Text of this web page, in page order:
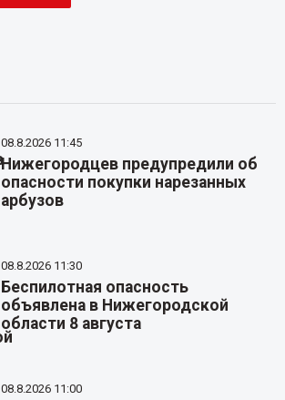
08.8.2026 11:45
Нижегородцев предупредили об
опасности покупки нарезанных
арбузов
08.8.2026 11:30
Беспилотная опасность
объявлена в Нижегородской
области 8 августа
08.8.2026 11:00